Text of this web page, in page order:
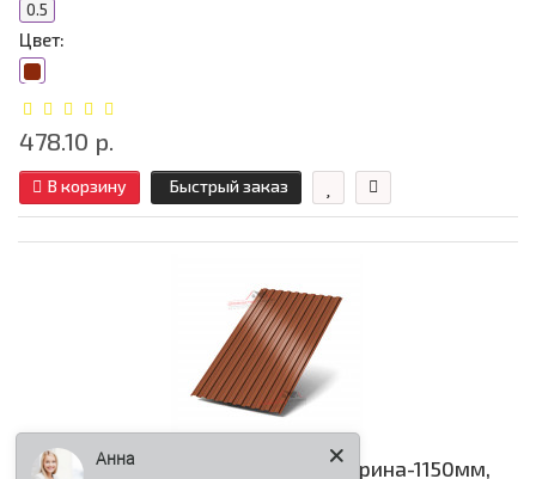
0.5
Цвет:
478.10 р.
В корзину Быстрый заказ
Профилированный лист С8-0.5, Ширина-1150мм,
Анна